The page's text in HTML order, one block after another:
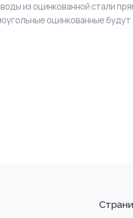
из оцинкованной стали
оцинкованные